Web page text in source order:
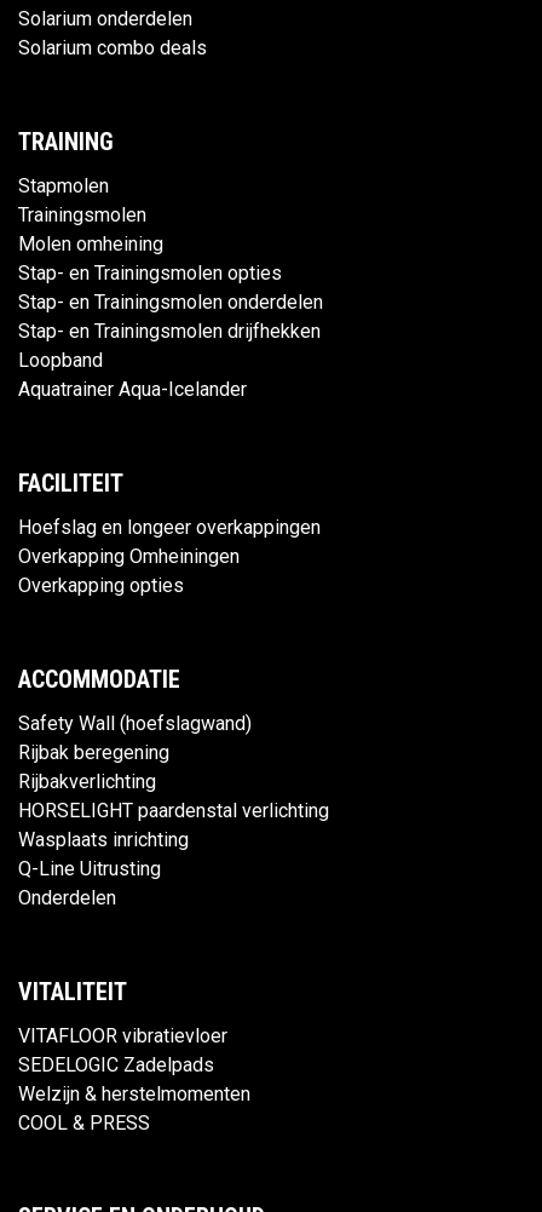
Solarium onderdelen
Solarium combo deals
TRAINING
Stapmolen
Trainingsmolen
Molen omheining
Stap- en Trainingsmolen opties
Stap- en Trainingsmolen onderdelen
Stap- en Trainingsmolen drijfhekken
Loopband
Aquatrainer Aqua-Icelander
FACILITEIT
Hoefslag en longeer overkappingen
Overkapping Omheiningen
Overkapping opties
ACCOMMODATIE
Safety Wall (hoefslagwand)
Rijbak beregening
Rijbakverlichting
HORSELIGHT paardenstal verlichting
Wasplaats inrichting
Q-Line Uitrusting
Onderdelen
VITALITEIT
VITAFLOOR vibratievloer
SEDELOGIC Zadelpads
Welzijn & herstelmomenten
COOL & PRESS